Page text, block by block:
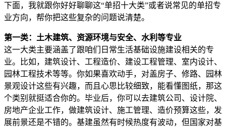
下面，我就跟你好好聊聊这“单招十大类”或者说常见的单招专
业方向，帮你把这些复杂的问题说清楚。
第一类：土木建筑、资源环境与安全、水利等专业
这一大类主要涵盖了跟咱们日常生活基础设施建设相关的专
业。比如，建筑设计、工程造价、建设工程管理、室内设计、
园林工程技术等等。你如果喜欢动手，对盖房子、修路、园林
景观设计这些有兴趣，而且心思比较细致，能看懂图纸，那这
个类别就挺适合你的。毕业后，你可以去建筑公司、设计院、
房地产企业工作，做建筑设计、施工管理、造价预算这些，发
展前景还是不错的。基建虽然有时候热度有波动，但国家对基